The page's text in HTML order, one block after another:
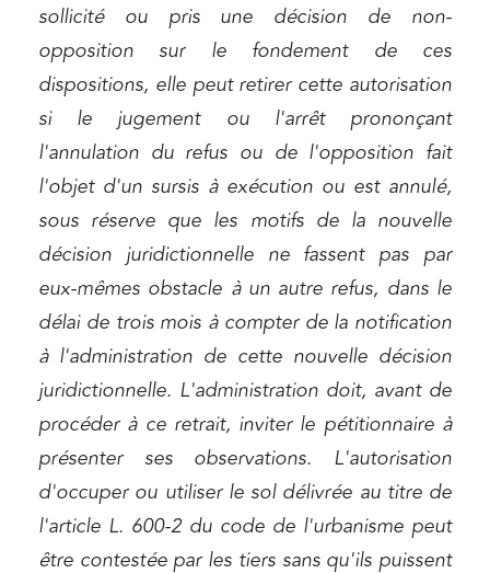
sollicité ou pris une décision de non-
opposition sur le fondement de ces
dispositions, elle peut retirer cette autorisation
si le jugement ou l'arrêt prononçant
l'annulation du refus ou de l'opposition fait
l'objet d'un sursis à exécution ou est annulé,
sous réserve que les motifs de la nouvelle
décision juridictionnelle ne fassent pas par
eux-mêmes obstacle à un autre refus, dans le
délai de trois mois à compter de la notification
à l'administration de cette nouvelle décision
juridictionnelle. L'administration doit, avant de
procéder à ce retrait, inviter le pétitionnaire à
présenter ses observations. L'autorisation
d'occuper ou utiliser le sol délivrée au titre de
l'article L. 600-2 du code de l'urbanisme peut
être contestée par les tiers sans qu'ils puissent
Relations commerciales et contrats
Associations et acteurs de l’économie sociale et
Entreprises du numérique
Établissements financiers
Mobilité et transport
Règlement des litiges